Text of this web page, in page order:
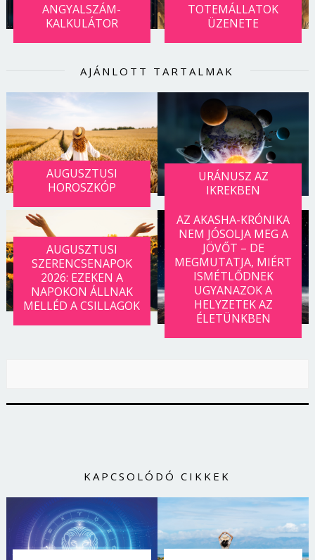
ANGYALSZÁM-
KALKULÁTOR
TOTEMÁLLATOK
ÜZENETE
AJÁNLOTT TARTALMAK
AUGUSZTUSI
HOROSZKÓP
URÁNUSZ AZ
IKREKBEN
AUGUSZTUSI
SZERENCSENAPOK
2026: EZEKEN A
NAPOKON ÁLLNAK
MELLÉD A CSILLAGOK
AZ AKASHA-KRÓNIKA
NEM JÓSOLJA MEG A
JÖVŐT – DE
MEGMUTATJA, MIÉRT
ISMÉTLŐDNEK
UGYANAZOK A
HELYZETEK AZ
ÉLETÜNKBEN
KAPCSOLÓDÓ CIKKEK
Jelszó
Mégse Bejelentkezés